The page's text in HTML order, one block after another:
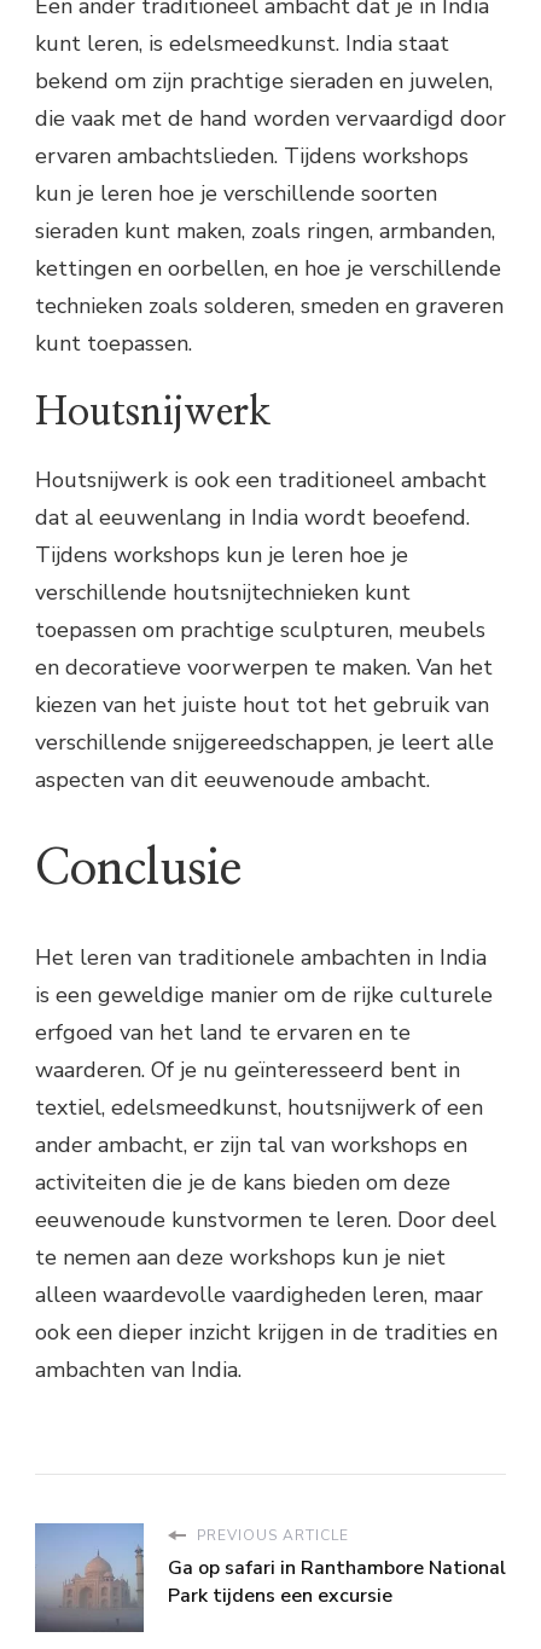
Een ander traditioneel ambacht dat je in India
kunt leren, is edelsmeedkunst. India staat
bekend om zijn prachtige sieraden en juwelen,
die vaak met de hand worden vervaardigd door
ervaren ambachtslieden. Tijdens workshops
kun je leren hoe je verschillende soorten
sieraden kunt maken, zoals ringen, armbanden,
kettingen en oorbellen, en hoe je verschillende
technieken zoals solderen, smeden en graveren
kunt toepassen.
Houtsnijwerk
Houtsnijwerk is ook een traditioneel ambacht
dat al eeuwenlang in India wordt beoefend.
Tijdens workshops kun je leren hoe je
verschillende houtsnijtechnieken kunt
toepassen om prachtige sculpturen, meubels
en decoratieve voorwerpen te maken. Van het
kiezen van het juiste hout tot het gebruik van
verschillende snijgereedschappen, je leert alle
aspecten van dit eeuwenoude ambacht.
Conclusie
Het leren van traditionele ambachten in India
is een geweldige manier om de rijke culturele
erfgoed van het land te ervaren en te
waarderen. Of je nu geïnteresseerd bent in
textiel, edelsmeedkunst, houtsnijwerk of een
ander ambacht, er zijn tal van workshops en
activiteiten die je de kans bieden om deze
eeuwenoude kunstvormen te leren. Door deel
te nemen aan deze workshops kun je niet
alleen waardevolle vaardigheden leren, maar
ook een dieper inzicht krijgen in de tradities en
ambachten van India.
PREVIOUS ARTICLE
Ga op safari in Ranthambore National
Park tijdens een excursie